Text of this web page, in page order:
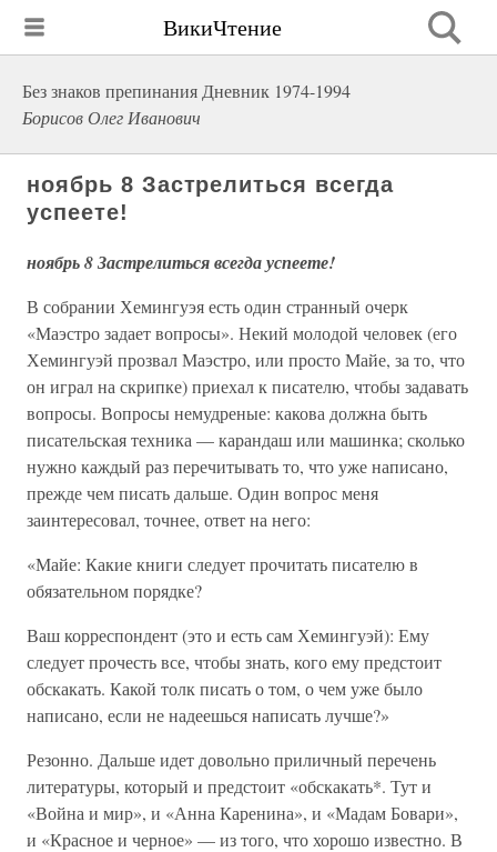
ВикиЧтение
Без знаков препинания Дневник 1974-1994
Борисов Олег Иванович
ноябрь 8 Застрелиться всегда
успеете!
ноябрь 8 Застрелиться всегда успеете!
В собрании Хемингуэя есть один странный очерк
«Маэстро задает вопросы». Некий молодой человек (его
Хемингуэй прозвал Маэстро, или просто Майе, за то, что
он играл на скрипке) приехал к писателю, чтобы задавать
вопросы. Вопросы немудреные: какова должна быть
писательская техника — карандаш или машинка; сколько
нужно каждый раз перечитывать то, что уже написано,
прежде чем писать дальше. Один вопрос меня
заинтересовал, точнее, ответ на него:
«Майе: Какие книги следует прочитать писателю в
обязательном порядке?
Ваш корреспондент (это и есть сам Хемингуэй): Ему
следует прочесть все, чтобы знать, кого ему предстоит
обскакать. Какой толк писать о том, о чем уже было
написано, если не надеешься написать лучше?»
Резонно. Дальше идет довольно приличный перечень
литературы, который и предстоит «обскакать*. Тут и
«Война и мир», и «Анна Каренина», и «Мадам Бовари»,
и «Красное и черное» — из того, что хорошо известно. В